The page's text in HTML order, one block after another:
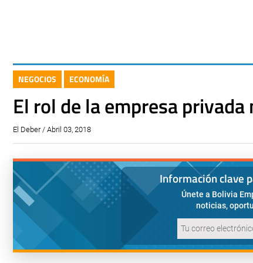
NEGOCIOS ECONOMÍA
El rol de la empresa privada
El Deber / Abril 03, 2018
Información clave
Únete a Bolivia
noticias,